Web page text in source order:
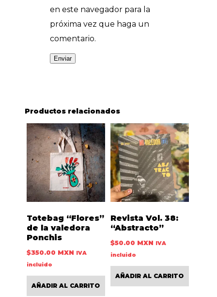
en este navegador para la
próxima vez que haga un
comentario.
Productos relacionados
Totebag “Flores”
de la valedora
Ponchis
$350.00 MXN IVA
incluido
AÑADIR AL CARRITO
Revista Vol. 38:
“Abstracto”
$50.00 MXN IVA
incluido
AÑADIR AL CARRITO